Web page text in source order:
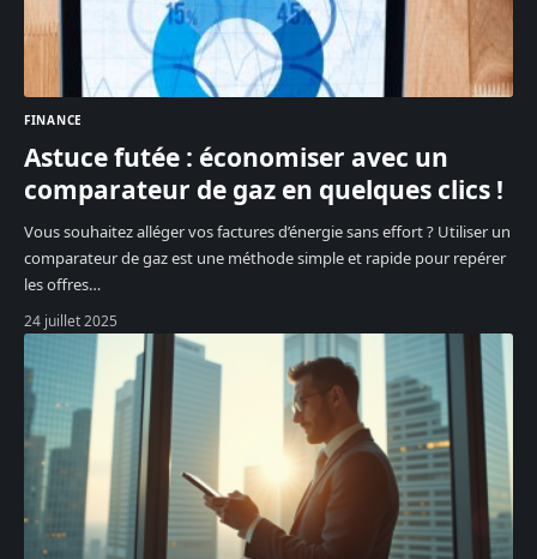
FINANCE
Astuce futée : économiser avec un
comparateur de gaz en quelques clics !
Vous souhaitez alléger vos factures d’énergie sans effort ? Utiliser un
comparateur de gaz est une méthode simple et rapide pour repérer
les offres…
24 juillet 2025